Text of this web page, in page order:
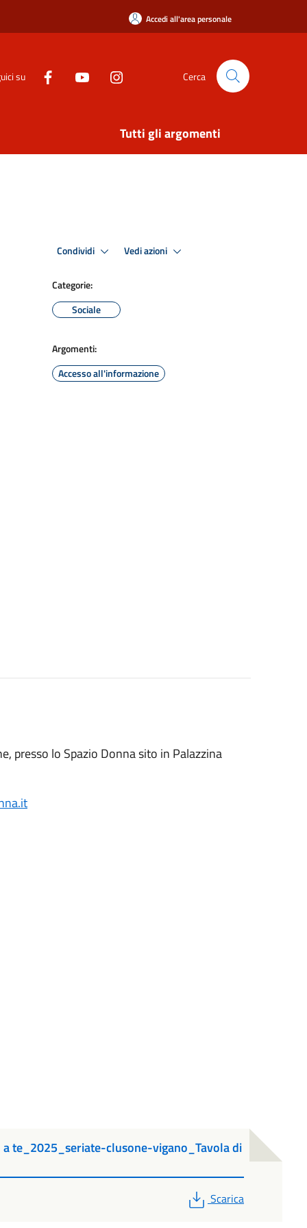
Accedi all'area personale
su Cerca
Tutti gli argomenti
Condividi Vedi azioni
Categorie:
Sociale
Argomenti:
Accesso all'informazione
presso lo Spazio Donna sito in Palazzina
te_2025_seriate-clusone-vigano_Tavola di
PDF
Scarica